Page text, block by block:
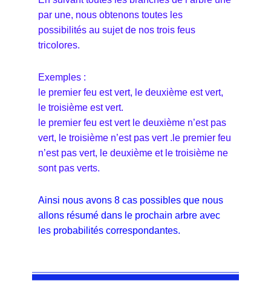
par une, nous obtenons toutes les
possibilités au sujet de nos trois feus
tricolores.
Exemples :
le premier feu est vert, le deuxième est vert,
le troisième est vert.
le premier feu est vert le deuxième n’est pas
vert, le troisième n’est pas vert .le premier feu
n’est pas vert, le deuxième et le troisième ne
sont pas verts.
Ainsi nous avons 8 cas possibles que nous
allons résumé dans le prochain arbre avec
les probabilités correspondantes.